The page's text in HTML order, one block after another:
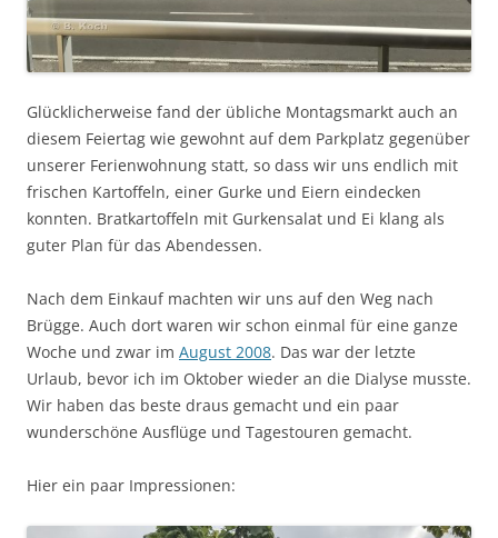
Glücklicherweise fand der übliche Montagsmarkt auch an
diesem Feiertag wie gewohnt auf dem Parkplatz gegenüber
unserer Ferienwohnung statt, so dass wir uns endlich mit
frischen Kartoffeln, einer Gurke und Eiern eindecken
konnten. Bratkartoffeln mit Gurkensalat und Ei klang als
guter Plan für das Abendessen.
Nach dem Einkauf machten wir uns auf den Weg nach
Brügge. Auch dort waren wir schon einmal für eine ganze
Woche und zwar im August 2008. Das war der letzte
Urlaub, bevor ich im Oktober wieder an die Dialyse musste.
Wir haben das beste draus gemacht und ein paar
wunderschöne Ausflüge und Tagestouren gemacht.
Hier ein paar Impressionen: